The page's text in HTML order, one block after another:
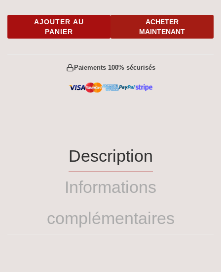
AJOUTER AU
PANIER
ACHETER
MAINTENANT
Paiements 100% sécurisés
Description
Informations
complémentaires